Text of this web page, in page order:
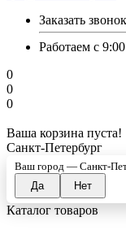
Заказать звонок
Работаем с
0
0
0
Ваша корзина пуста!
Санкт-Петербург
Ваш город — Санкт-
Каталог товаров